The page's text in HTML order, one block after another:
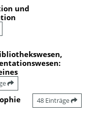
und
48 Einträge